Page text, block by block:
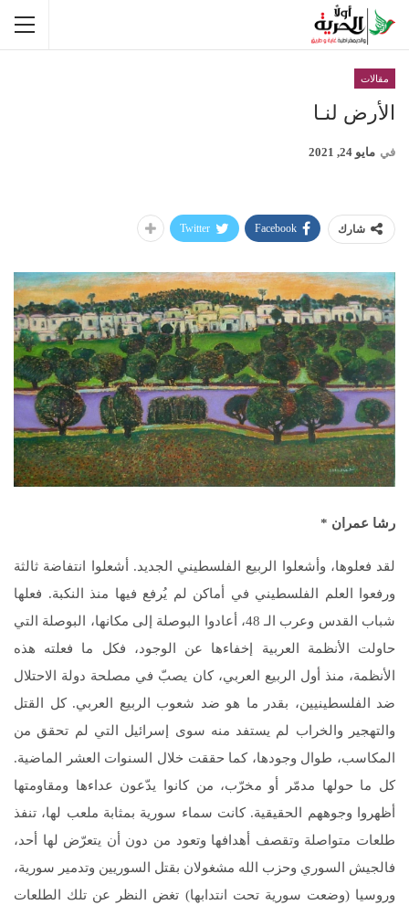
مقالات
الأرض لنـا
في مايو 24, 2021
شارك Facebook
Twitter
رشا عمران *
لقد فعلوها، وأشعلوا الربيع الفلسطيني الجديد. أشعلوا انتفاضة ثالثة
ورفعوا العلم الفلسطيني في أماكن لم يُرفع فيها منذ النكبة. فعلها
شباب القدس وعرب الـ 48، أعادوا البوصلة إلى مكانها، البوصلة التي
حاولت الأنظمة العربية إخفاءها عن الوجود، فكل ما فعلته هذه
الأنظمة، منذ أول الربيع العربي، كان يصبّ في مصلحة دولة الاحتلال
ضد الفلسطينيين، بقدر ما هو ضد شعوب الربيع العربي. كل القتل
والتهجير والخراب لم يستفد منه سوى إسرائيل التي لم تحقق من
المكاسب، طوال وجودها، كما حققت خلال السنوات العشر الماضية.
كل ما حولها مدمّر أو مخرّب، من كانوا يدّعون عداءها ومقاومتها
أظهروا وجوههم الحقيقية. كانت سماء سورية بمثابة ملعب لها، تنفذ
طلعات متواصلة وتقصف أهدافها وتعود من دون أن يتعرّض لها أحد،
فالجيش السوري وحزب الله مشغولان بقتل السوريين وتدمير سورية،
وروسيا (وضعت سورية تحت انتدابها) تغض النظر عن تلك الطلعات